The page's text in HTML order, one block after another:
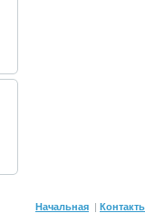
Начальная |